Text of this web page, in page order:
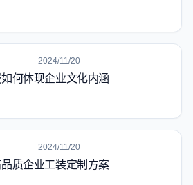
2024/11/20
何体现企业文化内涵
2024/11/20
质企业工装定制方案